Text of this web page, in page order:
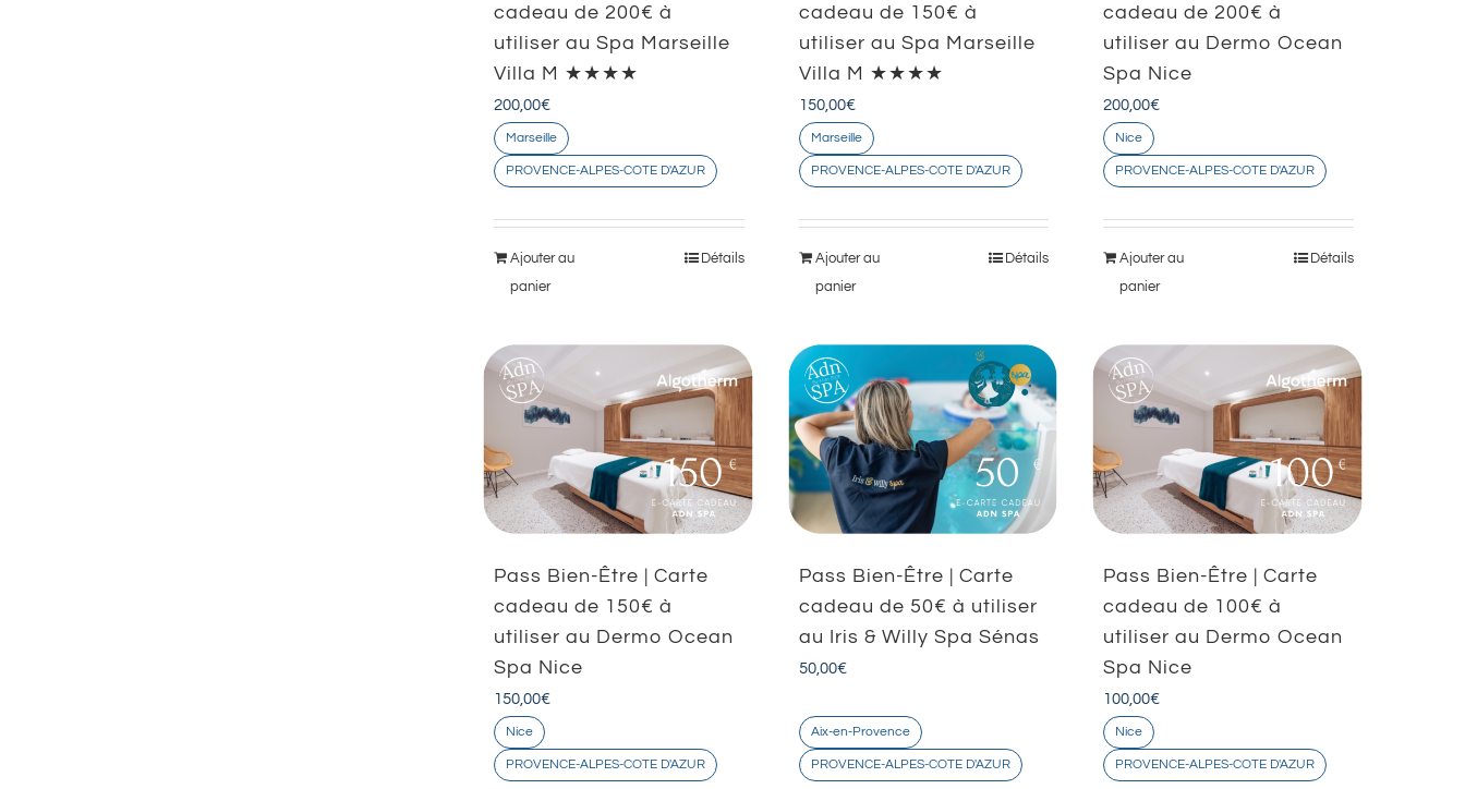
cadeau de 200€ à
utiliser au Spa Marseille
Villa M ★★★★
200,00€
Marseille
PROVENCE-ALPES-COTE D'AZUR
Ajouter au
panier
Détails
cadeau de 150€ à
utiliser au Spa Marseille
Villa M ★★★★
150,00€
Marseille
PROVENCE-ALPES-COTE D'AZUR
Ajouter au
panier
Détails
cadeau de 200€ à
utiliser au Dermo Ocean
Spa Nice
200,00€
Nice
PROVENCE-ALPES-COTE D'AZUR
Ajouter au
panier
Détails
Pass Bien-Être | Carte
cadeau de 150€ à
utiliser au Dermo Ocean
Spa Nice
150,00€
Nice
PROVENCE-ALPES-COTE D'AZUR
Pass Bien-Être | Carte
cadeau de 50€ à utiliser
au Iris & Willy Spa Sénas
50,00€
Aix-en-Provence
PROVENCE-ALPES-COTE D'AZUR
Pass Bien-Être | Carte
cadeau de 100€ à
utiliser au Dermo Ocean
Spa Nice
100,00€
Nice
PROVENCE-ALPES-COTE D'AZUR